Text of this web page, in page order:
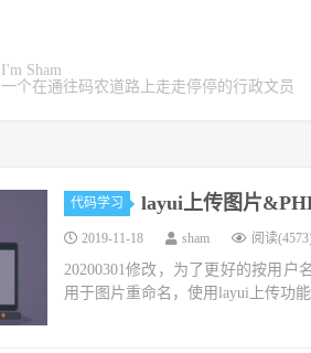
I'm Sham
一个在通往码农道路上走走停停的行政文员
代码学习 layui上传图片
2019-11-18 sham 阅读
20200301修改，为了更好的按用户
用于图片重命名，使用layui上传功能